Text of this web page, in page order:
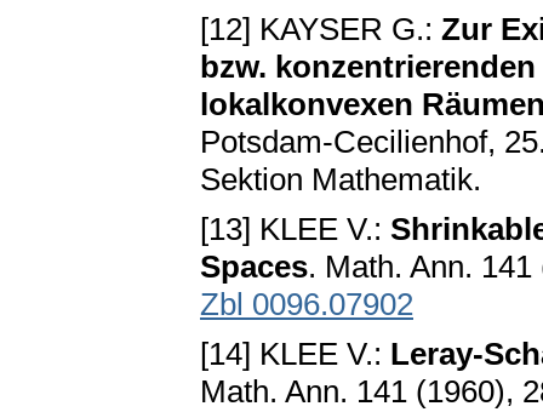
[12] KAYSER G.: Zur
bzw.
lokalkonvexen
Potsdam-Cecilienhof,
Sektion Mathematik.
[13] KLEE V.:
Spaces. Math. Ann.
Zbl 0096.07902
[14] KLEE V.: Leray-
Math. Ann. 141 (1960),